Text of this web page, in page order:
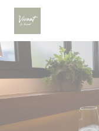
Personnalisation de